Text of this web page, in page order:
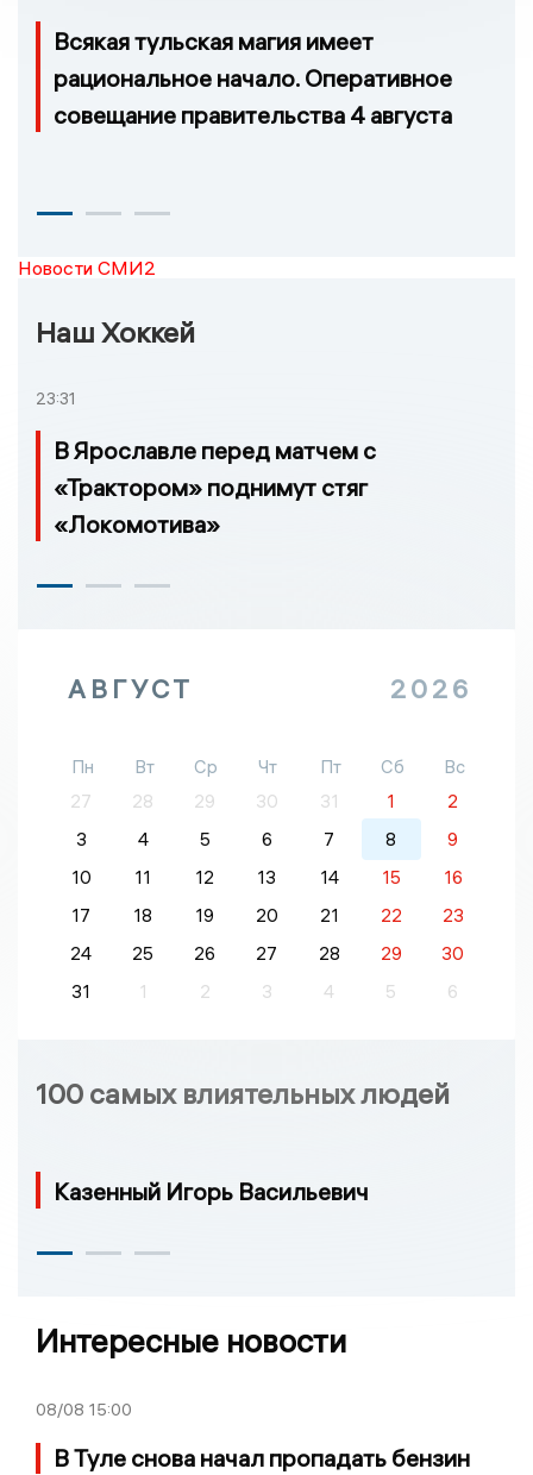
Всякая тульская магия имеет
рациональное начало. Оперативное
совещание правительства 4 августа
Новости СМИ2
Наш Хоккей
23:31
В Ярославле перед матчем с
«Трактором» поднимут стяг
«Локомотива»
АВГУСТ 2026
Пн Вт Ср Чт Пт Сб
Вс
27
28 29 30 31 1
2
3
4 5 6 7 8
9
10
11 12 13 14 15
16
17
18 19 20 21 22
23
24
25 26 27 28 29
30
31
1 2 3 4 5 6
100 самых влиятельных людей
Казенный Игорь Васильевич
Интересные новости
08/08 15:00
В Туле снова начал пропадать бензин